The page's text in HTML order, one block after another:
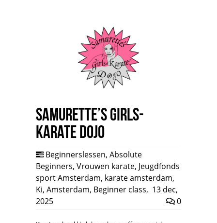
Samurette’s Girls-
Karate Dojo
Beginnerslessen, Absolute
Beginners, Vrouwen karate, Jeugdfonds
sport Amsterdam, karate amsterdam,
Ki, Amsterdam, Beginner class, 13 dec,
2025
0